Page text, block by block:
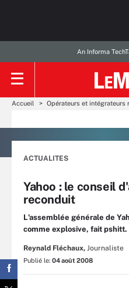
An Informa
Accueil Opérateurs et intégrateurs
ACTUALITES
Yahoo : le conseil
reconduit
L'assemblée générale de
comme explosive, fait pshitt.
Reynald Fléchaux, Journaliste
Publié le: 04 août 2008